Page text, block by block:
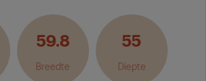
59.8
Breedte
55
Diepte